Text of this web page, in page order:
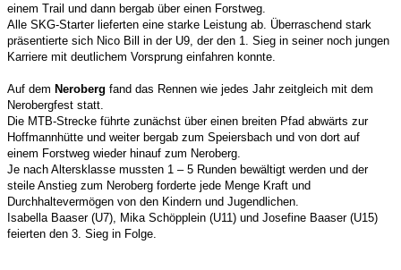
einem Trail und dann bergab über einen Forstweg.
Alle SKG-Starter lieferten eine starke Leistung ab. Überraschend stark
präsentierte sich Nico Bill in der U9, der den 1. Sieg in seiner noch jungen
Karriere mit deutlichem Vorsprung einfahren konnte.
Auf dem Neroberg fand das Rennen wie jedes Jahr zeitgleich mit dem
Nerobergfest statt.
Die MTB-Strecke führte zunächst über einen breiten Pfad abwärts zur
Hoffmannhütte und weiter bergab zum Speiersbach und von dort auf
einem Forstweg wieder hinauf zum Neroberg.
Je nach Altersklasse mussten 1 – 5 Runden bewältigt werden und der
steile Anstieg zum Neroberg forderte jede Menge Kraft und
Durchhaltevermögen von den Kindern und Jugendlichen.
Isabella Baaser (U7), Mika Schöpplein (U11) und Josefine Baaser (U15)
feierten den 3. Sieg in Folge.